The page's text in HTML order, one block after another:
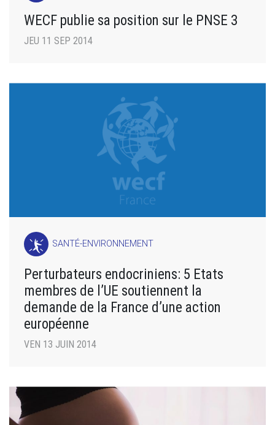
WECF publie sa position sur le PNSE 3
JEU 11 SEP 2014
SANTÉ-ENVIRONNEMENT
Perturbateurs endocriniens: 5 Etats
membres de l’UE soutiennent la
demande de la France d’une action
européenne
VEN 13 JUIN 2014